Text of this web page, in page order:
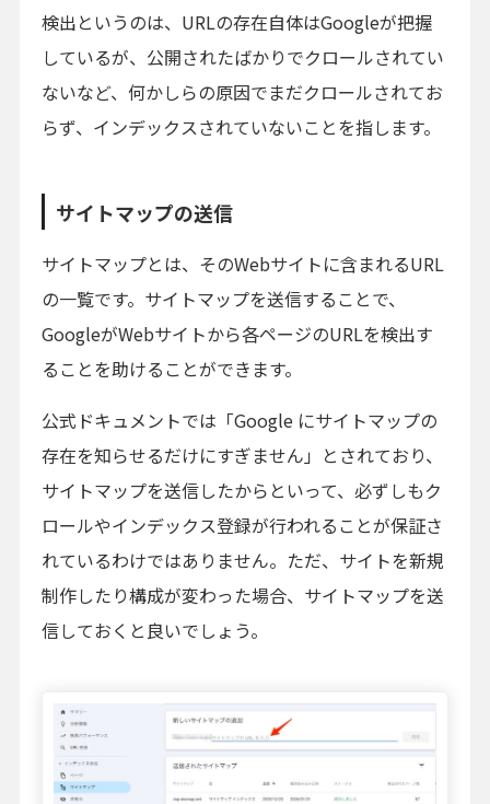
検出というのは、URLの存在自体はGoogleが把握
しているが、公開されたばかりでクロールされてい
ないなど、何かしらの原因でまだクロールされてお
らず、インデックスされていないことを指します。
サイトマップの送信
サイトマップとは、そのWebサイトに含まれるURL
の一覧です。サイトマップを送信することで、
GoogleがWebサイトから各ページのURLを検出す
ることを助けることができます。
公式ドキュメントでは「Google にサイトマップの
存在を知らせるだけにすぎません」とされており、
サイトマップを送信したからといって、必ずしもク
ロールやインデックス登録が行われることが保証さ
れているわけではありません。ただ、サイトを新規
制作したり構成が変わった場合、サイトマップを送
信しておくと良いでしょう。